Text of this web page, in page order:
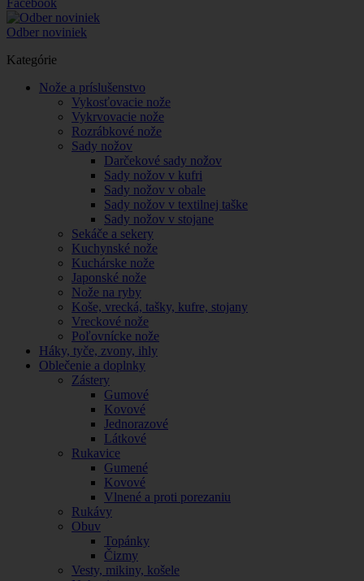
Facebook
Odber noviniek
Kategórie
Nože a príslušenstvo
Vykosťovacie nože
Vykrvovacie nože
Rozrábkové nože
Sady nožov
Darčekové sady nožov
Sady nožov v kufri
Sady nožov v obale
Sady nožov v textilnej taške
Sady nožov v stojane
Sekáče a sekery
Kuchynské nože
Kuchárske nože
Japonské nože
Nože na ryby
Koše, vrecká, tašky, kufre, stojany
Vreckové nože
Poľovnícke nože
Háky, tyče, zvony, ihly
Oblečenie a doplnky
Zástery
Gumové
Kovové
Jednorazové
Látkové
Rukavice
Gumené
Kovové
Vlnené a proti porezaniu
Rukávy
Obuv
Topánky
Čizmy
Vesty, mikiny, košele